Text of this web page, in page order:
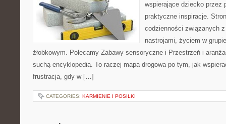
wspierające dziecko przez
praktyczne inspiracje.
codzienności związanych
nastrojami, życiem w
żłobkowym. Polecamy Zabawy sensoryczne i Przestrzeń i
suchą encyklopedią. To raczej mapa drogowa po tym, jak
frustracja, gdy w […]
CATEGORIES: KARMIENIE I POSIŁKI